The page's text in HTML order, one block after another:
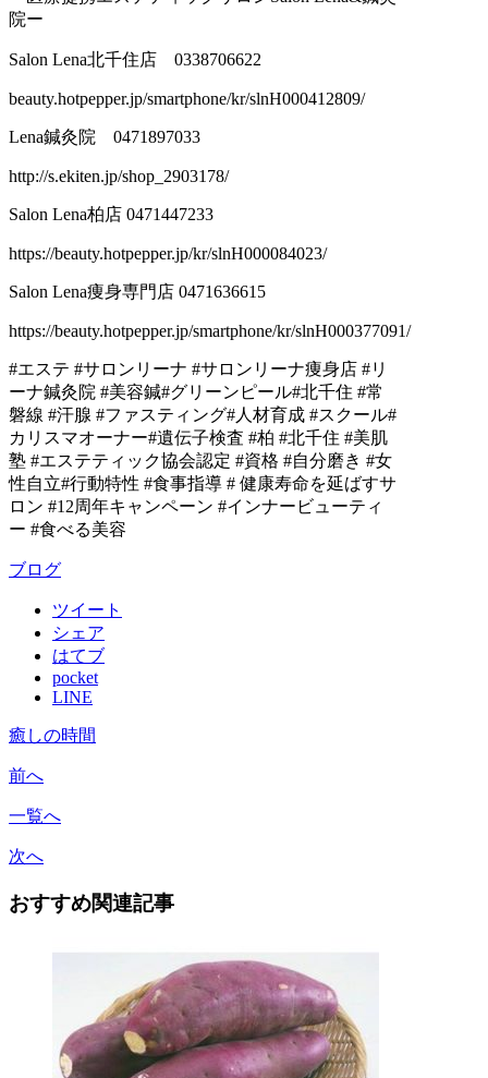
院ー
Salon Lena北千住店 0338706622
beauty.hotpepper.jp/smartphone/kr/slnH000412809/
Lena鍼灸院 0471897033
http://s.ekiten.jp/shop_2903178/
Salon Lena柏店 0471447233
https://beauty.hotpepper.jp/kr/slnH000084023/
Salon Lena痩身専門店 0471636615
https://beauty.hotpepper.jp/smartphone/kr/slnH000377091/
#エステ #サロンリーナ #サロンリーナ痩身店 #リ
ーナ鍼灸院 #美容鍼#グリーンピール#北千住 #常
磐線 #汗腺 #ファスティング#人材育成 #スクール#
カリスマオーナー#遺伝子検査 #柏 #北千住 #美肌
塾 #エステティック協会認定 #資格 #自分磨き #女
性自立#行動特性 #食事指導 # 健康寿命を延ばすサ
ロン #12周年キャンペーン #インナービューティ
ー #食べる美容
ブログ
ツイート
シェア
はてブ
pocket
LINE
癒しの時間
前へ
一覧へ
次へ
おすすめ関連記事